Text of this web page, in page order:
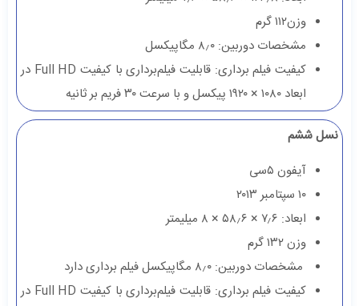
وزن۱۱۲ گرم
مشخصات دوربین: ۸٫۰ مگاپیکسل
کیفیت فیلم برداری: قابلیت فیلم‌برداری با کیفیت Full HD در
ابعاد ۱۰۸۰ × ۱۹۲۰ پیکسل و با سرعت ۳۰ فریم بر ثانیه
نسل ششم
آیفون ۵سی
۱۰ سپتامبر ۲۰۱۳
ابعاد: ۷٫۶ × ۵۸٫۶ × ۸ میلیمتر
وزن ۱۳۲ گرم
مشخصات دوربین: ۸٫۰ مگاپیکسل فیلم برداری دارد
کیفیت فیلم برداری: قابلیت فیلم‌برداری با کیفیت Full HD در